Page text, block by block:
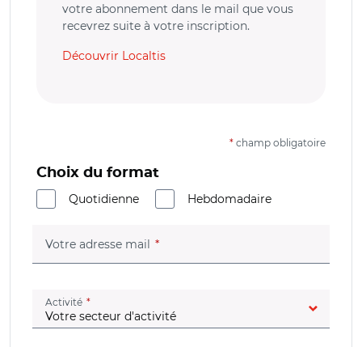
votre abonnement dans le mail que vous
recevrez suite à votre inscription.
Découvrir Localtis
* champ obligatoire
Choix du format
Quotidienne
Hebdomadaire
Votre adresse mail (champ obligatoire)
Activité (champ obligatoire)